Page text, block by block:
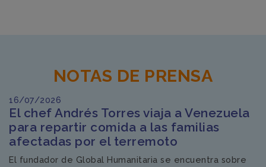
NOTAS DE PRENSA
16/07/2026
El chef Andrés Torres viaja a Venezuela
para repartir comida a las familias
afectadas por el terremoto
El fundador de Global Humanitaria se encuentra sobre